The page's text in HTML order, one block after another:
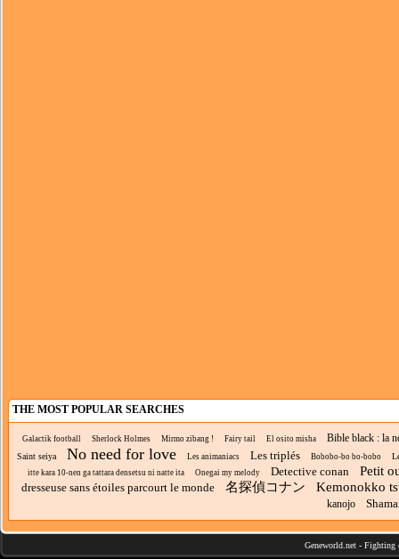
THE MOST POPULAR SEARCHES
Galactik football Sherlock Holmes Mirmo zibang ! Fairy tail El osito misha Bible black : la
Saint seiya No need for love Les animaniacs Les triplés Bobobo-bo bo-bobo
itte kara 10-nen ga tattara densetsu ni natte ita Onegai my melody Detective conan Petit
dresseuse sans étoiles parcourt le monde 名探偵コナン Kemonokko
kanojo
Geneworld.net - Fighting